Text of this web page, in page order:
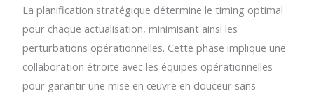
La planification stratégique détermine le timing optimal
pour chaque actualisation, minimisant ainsi les
perturbations opérationnelles. Cette phase implique une
collaboration étroite avec les équipes opérationnelles
pour garantir une mise en œuvre en douceur sans